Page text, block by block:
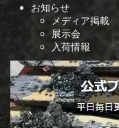
お知らせ
メディア掲載
展示会
入荷情報